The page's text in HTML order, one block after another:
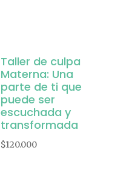
Taller de culpa
Materna: Una
parte de ti que
puede ser
escuchada y
transformada
$120.000